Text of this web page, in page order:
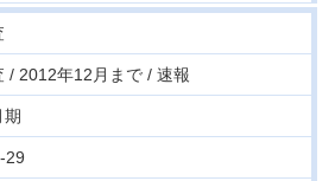
/ 2012年12月まで / 速報
期
29